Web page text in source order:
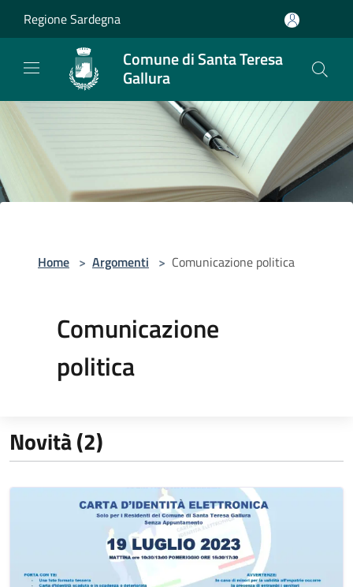
Regione Sardegna
Comune di Santa Teresa
Gallura
Home > Argomenti > Comunicazione politica
Comunicazione
politica
Novità (2)